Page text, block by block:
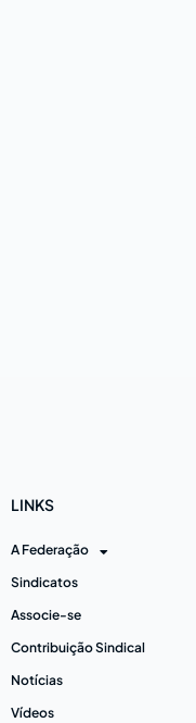
LINKS
A Federação
Sindicatos
Associe-se
Contribuição Sindical
Notícias
Vídeos